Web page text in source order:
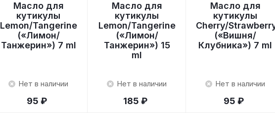
Масло для
кутикулы
Lemon/Tangerine
(«Лимон/
Танжерин») 7 ml
Нет в наличии
95 ₽
Масло для
кутикулы
Lemon/Tangerine
(«Лимон/
Танжерин») 15
ml
Нет в наличии
185 ₽
Масло для
кутикулы
Cherry/
(«Вишня/
Клубника») 7 ml
Нет в наличии
95 ₽